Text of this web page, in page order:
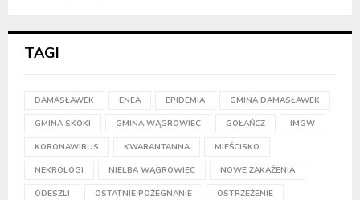
TAGI
DAMASŁAWEK ENEA EPIDEMIA GMINA DAMASŁAWEK
GMINA SKOKI GMINA WĄGROWIEC GOŁAŃCZ IMGW
KORONAWIRUS KWARANTANNA MIEŚCISKO
NEKROLOGI NIELBA WĄGROWIEC NOWE ZAKAŻENIA
ODESZLI OSTATNIE POŻEGNANIE OSTRZEŻENIE